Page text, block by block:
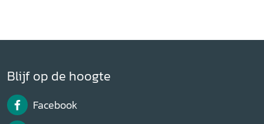
Blijf op de hoogte
Facebook